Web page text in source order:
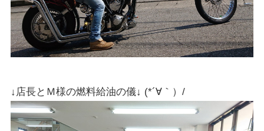
↓店長とＭ様の燃料給油の儀↓ (*´∀｀）/